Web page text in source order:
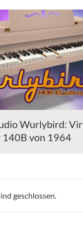
Wurlybird:
von 1964
geschlossen.